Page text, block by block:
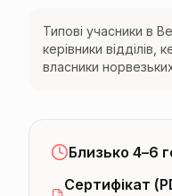
Типові учасники в
керівники відділів,
власники
Близько 4–6
Сертифікат